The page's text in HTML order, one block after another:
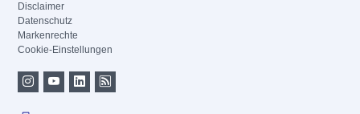
Disclaimer
Datenschutz
Markenrechte
Cookie-Einstellungen